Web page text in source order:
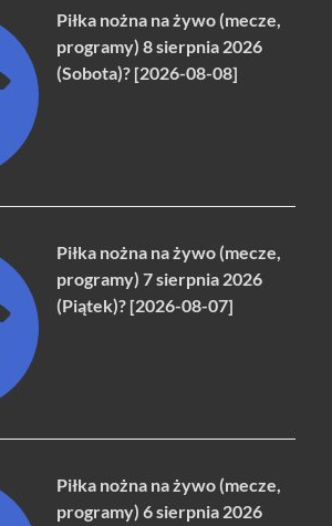
Piłka nożna na żywo (mecze,
programy) 8 sierpnia 2026
(Sobota)? [2026-08-08]
Piłka nożna na żywo (mecze,
programy) 7 sierpnia 2026
(Piątek)? [2026-08-07]
Piłka nożna na żywo (mecze,
programy) 6 sierpnia 2026